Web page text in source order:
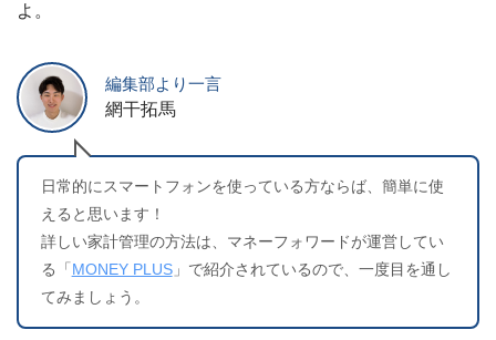
よ。
編集部より一言
網干拓馬
日常的にスマートフォンを使っている方ならば、簡単に使
えると思います！
詳しい家計管理の方法は、マネーフォワードが運営してい
る「 MONEY PLUS」で紹介されているので、一度目を通し
てみましょう。